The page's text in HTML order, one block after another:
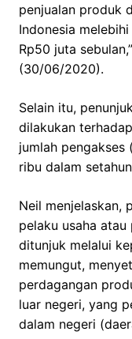
penjualan produk
Indonesia
Rp50 juta
(30/06/2020).
Selain itu,
dilakukan
jumlah
ribu dalam
Neil menjelaskan,
pelaku usaha atau
ditunjuk melalui
memungut,
perdagangan
luar negeri, yang
dalam negeri